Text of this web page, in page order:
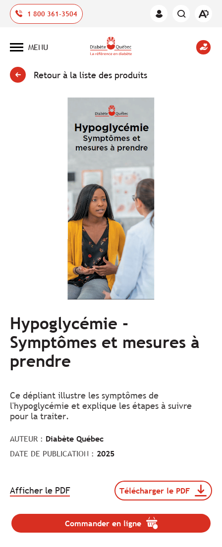
1 800 361-3504
Espace
Ouvrir
Ouvrir
du
site
MENU
Retour à la liste des produits
Hypoglycémie -
Symptômes et mesures à
prendre
Ce dépliant illustre les symptômes de
l'hypoglycémie et explique les étapes à suivre
pour la traiter.
AUTEUR : Diabète Québec
DATE DE PUBLICATION : 2025
Afficher le PDF.
Le
va
s'ouvrir
Télécharger le PDF
Télécharger
le
document
112382-
DQC25-
Commander en ligne
.
Le